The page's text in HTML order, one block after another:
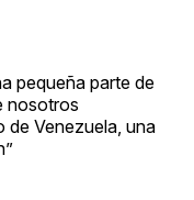
pequeña parte de
nosotros
de Venezuela, una